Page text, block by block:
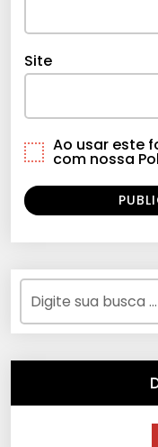
Site
Ao usar este
com nossa